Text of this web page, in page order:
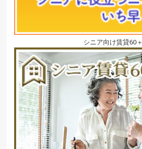
シニア向け賃貸60＋